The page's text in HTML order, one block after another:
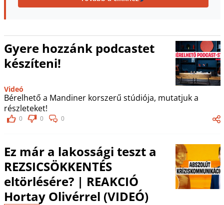
Gyere hozzánk podcastet
készíteni!
Videó
Bérelhető a Mandiner korszerű stúdiója, mutatjuk a
részleteket!
0 0 0
Ez már a lakossági teszt a
REZSICSÖKKENTÉS
eltörlésére? | REAKCIÓ
Hortay Olivérrel (VIDEÓ)